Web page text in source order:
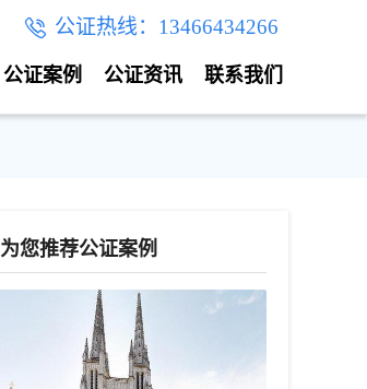
公证热线：13466434266
联系我们
公证资讯
公证案例
为您推荐公证案例